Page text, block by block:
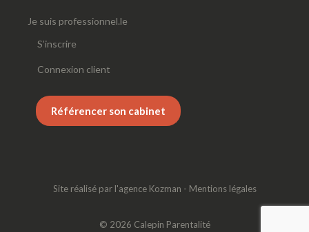
Je suis professionnel.le
S’inscrire
Connexion client
Référencer son cabinet
Site réalisé par l'agence Kozman - Mentions légales
© 2026 Calepin Parentalité